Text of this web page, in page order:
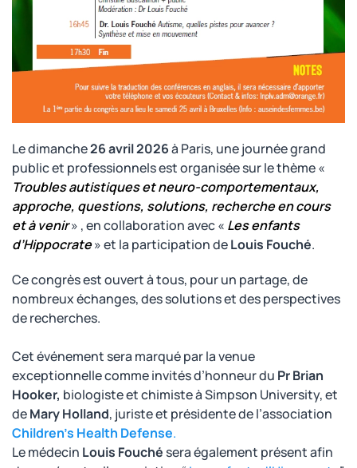
Le dimanche26 avril 2026à Paris, une journée grand
public et professionnels est organisée sur le thème «
Troubles autistiques et neuro-comportementaux,
approche, questions, solutions, recherche en cours
et à venir» , en collaboration avec « Les enfants
d’Hippocrate» et la participation deLouis Fouché.
Ce congrès est ouvert à tous, pour un partage, de
nombreux échanges, des solutions et des perspectives
de recherches.
Cet événement sera marqué par la venue
exceptionnelle comme invités d’honneur du Pr Brian
Hooker, biologiste et chimiste à Simpson University, et
deMary Holland, juriste et présidente de l’association
Children’s Health Defense.
Le médecin Louis Fouché sera également présent afin